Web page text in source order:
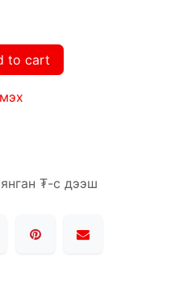
to cart
₮-с дээш